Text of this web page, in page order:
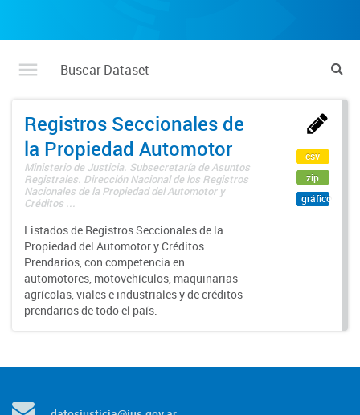
Registros Seccionales de
la Propiedad Automotor
Ministerio de Justicia. Subsecretaría de Asuntos
Registrales. Dirección Nacional de los Registros
Nacionales de la Propiedad del Automotor y
Créditos ...
Listados de Registros Seccionales de la
Propiedad del Automotor y Créditos
Prendarios, con competencia en
automotores, motovehículos, maquinarias
agrícolas, viales e industriales y de créditos
prendarios de todo el país.
csv
zip
gráfico